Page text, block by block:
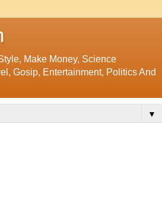
Make Money, Science
Gosip, Entertainment, Politics And
▼